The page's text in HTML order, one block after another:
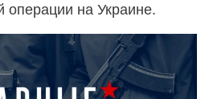
операции на Украине.